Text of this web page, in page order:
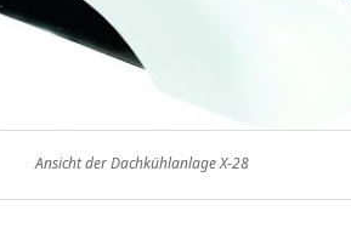
Ansicht der Dachkühlanlage X-28